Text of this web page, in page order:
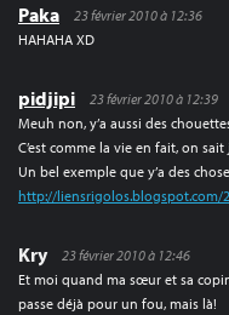
Paka
23 février 2010 à 12:36
HAHAHA XD
pidjipi
23 février 2010 à 12:39
Meuh non, y’a aussi des
C’est comme la vie en fait, on
Un bel exemple que y’a des
http://liensrigolos.blogspot.com/
Kry
23 février 2010 à 12:46
Et moi quand ma sœur et sa
passe déjà pour un fou, mais là!